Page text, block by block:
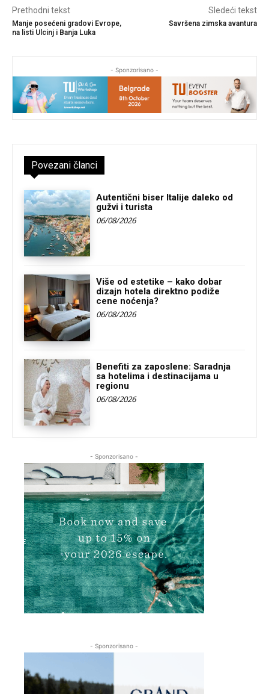
Prethodni tekst
Manje posećeni gradovi Evrope,
na listi Ulcinj i Banja Luka
Sledeći tekst
Savršena zimska avantura
- Sponzorisano -
Povezani članci
Autentični biser Italije daleko od
gužvi i turista
06/08/2026
Više od estetike – kako dobar
dizajn hotela direktno podiže
cene noćenja?
06/08/2026
Benefiti za zaposlene: Saradnja
sa hotelima i destinacijama u
regionu
06/08/2026
- Sponzorisano -
- Sponzorisano -